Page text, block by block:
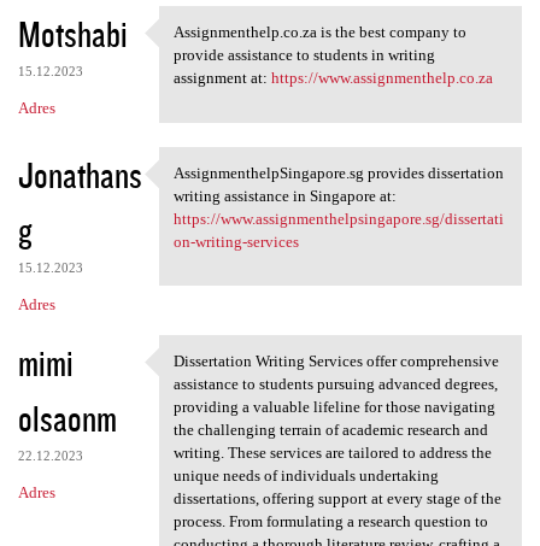
K
o
m
e
n
t
a
r
z
Motshabi
15.12.2023
Adres
Assignmenthelp.co.za is the
Assignmenthelp.co.za is the best company to
provide assistance to students in writing
assignment at: https://www.assignmenthelp.co.za
Jonathans
g
15.12.2023
Adres
AssignmenthelpSingapore.sg
AssignmenthelpSingapore.sg provides dissertation
writing assistance in Singapore at:
https://www.assignmenthelpsingapore.sg/dissertati
on-writing-services
mimi
olsaonm
22.12.2023
Adres
Dissertation Writing Services
Dissertation Writing Services offer comprehensive
assistance to students pursuing advanced degrees,
providing a valuable lifeline for those navigating
the challenging terrain of academic research and
writing. These services are tailored to address the
unique needs of individuals undertaking
dissertations, offering support at every stage of the
process. From formulating a research question to